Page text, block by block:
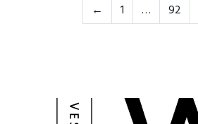
← Neste1 … 92